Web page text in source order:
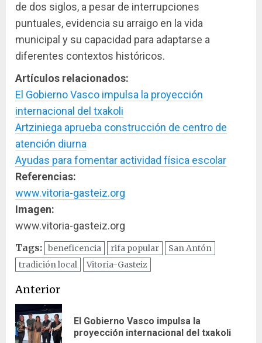
de dos siglos, a pesar de interrupciones
puntuales, evidencia su arraigo en la vida
municipal y su capacidad para adaptarse a
diferentes contextos históricos.
Artículos relacionados:
El Gobierno Vasco impulsa la proyección
internacional del txakoli
Artziniega aprueba construcción de centro de
atención diurna
Ayudas para fomentar actividad física escolar
Referencias:
www.vitoria-gasteiz.org
Imagen:
www.vitoria-gasteiz.org
Tags: beneficencia rifa popular
San Antón
tradición local
Vitoria-Gasteiz
Navegación
de
entradas
Anterior
El Gobierno Vasco impulsa la
proyección internacional del txakoli